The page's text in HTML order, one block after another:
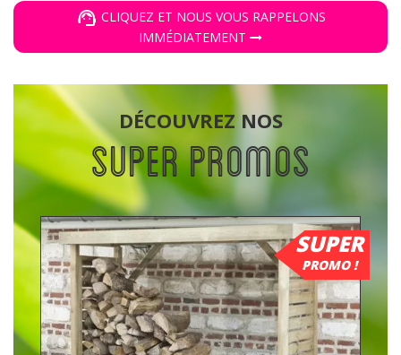
CLIQUEZ ET NOUS VOUS RAPPELONS
IMMÉDIATEMENT
DÉCOUVREZ NOS
SUPER PROMOS
SUPER
PROMO !